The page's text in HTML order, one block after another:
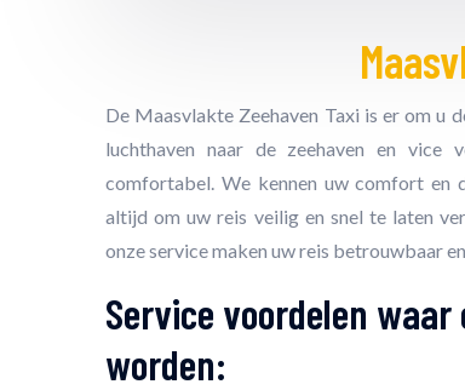
De Maasvlakte Zeehaven Taxi is er om u
luchthaven naar de zeehaven en vice
comfortabel. We kennen uw comfort en
altijd om uw reis veilig en snel te laten
onze service maken uw reis betrouwbaar
Service voordelen
worden: